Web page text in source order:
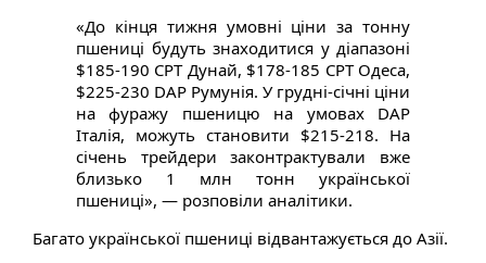
«До кінця тижня умовні ціни за тонну
пшениці будуть знаходитися у діапазоні
$185-190 СРТ Дунай, $178-185 СРТ Одеса,
$225-230 DAP Румунія. У грудні-січні ціни
на фуражу пшеницю на умовах DAP
Італія, можуть становити $215-218. На
січень трейдери законтрактували вже
близько 1 млн тонн української
пшениці», — розповіли аналітики.
Багато української пшениці відвантажується до Азії.